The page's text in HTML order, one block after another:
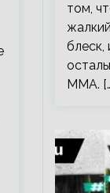
том,
блеск,
ММА.